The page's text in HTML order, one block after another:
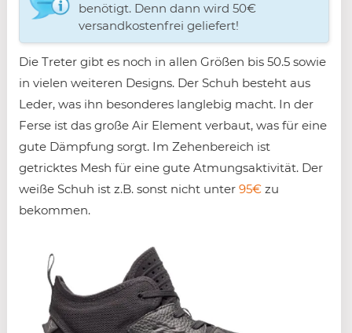
benötigt. Denn dann wird 50€
versandkostenfrei geliefert!
Die Treter gibt es noch in allen Größen bis 50.5 sowie
in vielen weiteren Designs. Der Schuh besteht aus
Leder, was ihn besonderes langlebig macht. In der
Ferse ist das große Air Element verbaut, was für eine
gute Dämpfung sorgt. Im Zehenbereich ist
getricktes Mesh für eine gute Atmungsaktivität. Der
weiße Schuh ist z.B. sonst nicht unter 95€ zu
bekommen.